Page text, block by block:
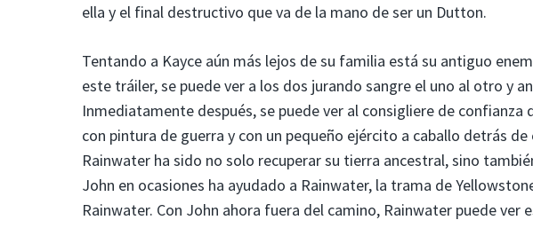
ella y el final destructivo que va de la mano de ser un Dutton.
Tentando a Kayce aún más lejos de su familia está su antiguo
este tráiler, se puede ver a los dos jurando sangre el uno al otro y
Inmediatamente después, se puede ver al consigliere de
con pintura de guerra y con un pequeño ejército a caballo detrás
Rainwater ha sido no solo recuperar su tierra ancestral, sino
John en ocasiones ha ayudado a Rainwater, la trama de
Rainwater. Con John ahora fuera del camino, Rainwater puede